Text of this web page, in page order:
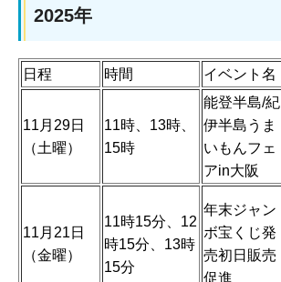
2025年
日程 時間 イベント名
11月29日
（土曜）
11時、13時、
15時
能登半島/紀
伊半島うま
いもんフェ
アin大阪
11月21日
（金曜）
11時15分、12
時15分、13時
15分
年末ジャン
ボ宝くじ発
売初日販売
促進